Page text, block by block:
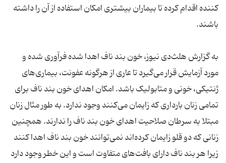
کننده اقدام کرده تا بیماران بیشتری امکان استفاده از آن را داشته
باشند.
به گزارش هلث‌دی نیوز، خون بند ناف اهدا شده فرآوری شده و
مورد آزمایش قرار می‌گیرد تا عاری از هرگونه عفونت، بیماری‌های
ژنتیکی، خونی و متابولیک باشد. امکان اهدای خون بند ناف برای
تمامی زنان بارداری که زایمان می‌کنند وجود ندارد. به طور مثال زنان
مبتلا به سرطان صلاحیت اهدای خون بند ناف را ندارند. همچنین
زنانی که دو قلو زایمان کرده‌اند نمی‌توانند خون بند ناف اهدا کنند
زیرا هر بند ناف دارای بافت‌های متفاوت است و این خطر وجود دارد